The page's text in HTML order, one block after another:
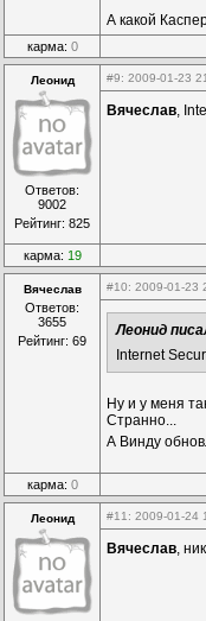
А какой
карма: 0
Леонид
Ответов:
9002
Рейтинг: 825
#9: 2009-01-23
Вячеслав,
карма: 19
Вячеслав
Ответов:
3655
Рейтинг: 69
#10: 2009-01-23
Леонид
Internet
Ну и у меня
Странно...
А Винду
карма: 0
Леонид #11 : 2009-01-24
Вячеслав,